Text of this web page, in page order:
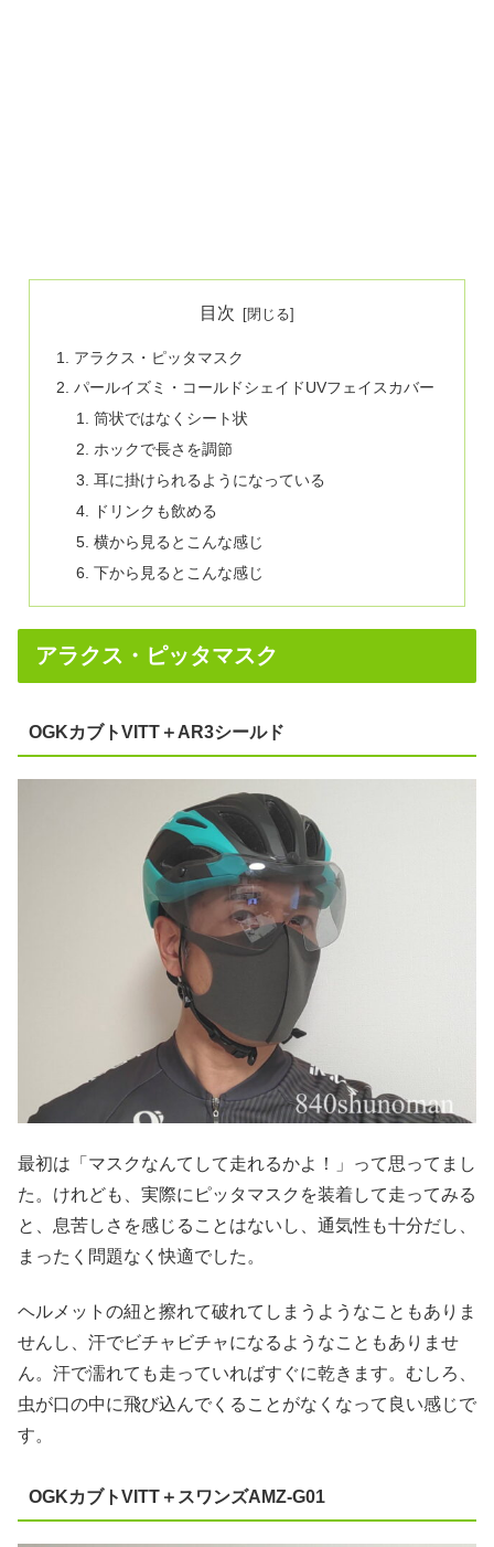
目次
アラクス・ピッタマスク
パールイズミ・コールドシェイドUVフェイスカバー
筒状ではなくシート状
ホックで長さを調節
耳に掛けられるようになっている
ドリンクも飲める
横から見るとこんな感じ
下から見るとこんな感じ
アラクス・ピッタマスク
OGKカブトVITT＋AR3シールド
最初は「マスクなんてして走れるかよ！」って思ってまし
た。けれども、実際にピッタマスクを装着して走ってみる
と、息苦しさを感じることはないし、通気性も十分だし、
まったく問題なく快適でした。
ヘルメットの紐と擦れて破れてしまうようなこともありま
せんし、汗でビチャビチャになるようなこともありませ
ん。汗で濡れても走っていればすぐに乾きます。むしろ、
虫が口の中に飛び込んでくることがなくなって良い感じで
す。
OGKカブトVITT＋スワンズAMZ-G01